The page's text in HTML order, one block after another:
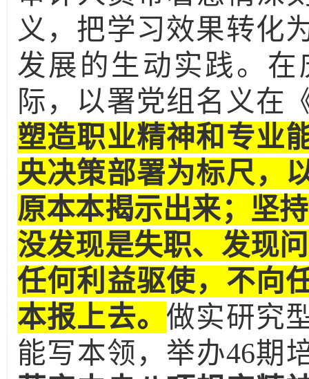
义，把学习效果转化
发展的生动实践。
际，以署党组名义在
塑造职业精神和专业
央决策部署为标尺，
原本本揭示出来；坚
没发现是失职、发现
任何利益驱使，不向
本报上去。 做实研究
能写本领，举办46期